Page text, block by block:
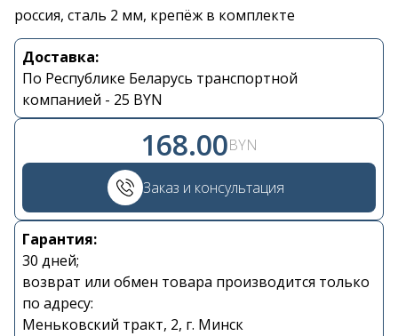
россия, сталь 2 мм, крепёж в комплекте
Доставка:
По Республике Беларусь транспортной
компанией - 25 BYN
168.00BYN
Заказ и консультация
Гарантия:
30 дней;
возврат или обмен товара производится только
по адресу:
Меньковский тракт, 2, г. Минск
Контакты
+375 29 870 15 80
Viber
shupik21@bk.ru